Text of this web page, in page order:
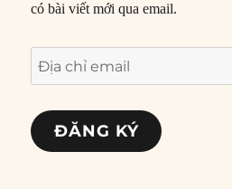
có bài viết mới qua email.
Địa
chỉ
email
ĐĂNG KÝ